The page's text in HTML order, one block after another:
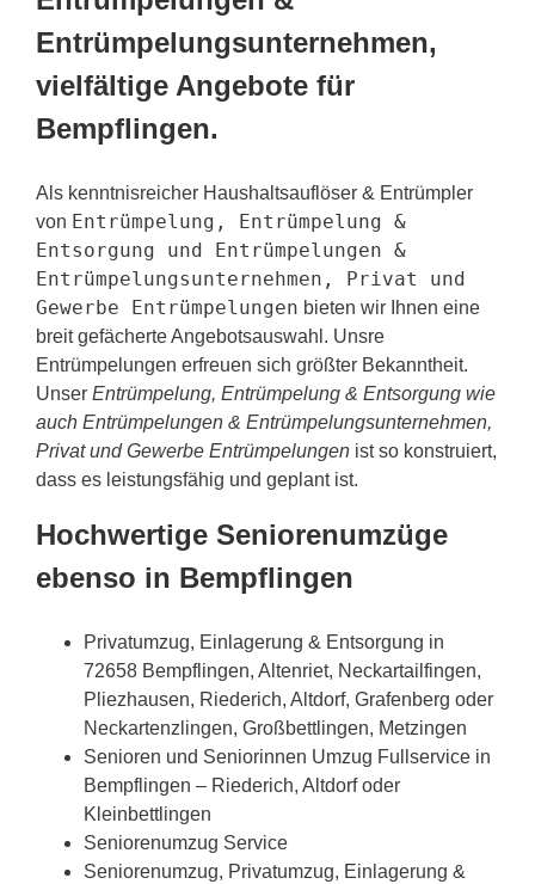
Entrümpelungsunternehmen,
vielfältige Angebote für
Bempflingen.
Als kenntnisreicher Haushaltsauflöser & Entrümpler
von Entrümpelung, Entrümpelung &
Entsorgung und Entrümpelungen &
Entrümpelungsunternehmen, Privat und
Gewerbe Entrümpelungen bieten wir Ihnen eine
breit gefächerte Angebotsauswahl. Unsre
Entrümpelungen erfreuen sich größter Bekanntheit.
Unser Entrümpelung, Entrümpelung & Entsorgung wie
auch Entrümpelungen & Entrümpelungsunternehmen,
Privat und Gewerbe Entrümpelungen ist so konstruiert,
dass es leistungsfähig und geplant ist.
Hochwertige Seniorenumzüge
ebenso in Bempflingen
Privatumzug, Einlagerung & Entsorgung in
72658 Bempflingen, Altenriet, Neckartailfingen,
Pliezhausen, Riederich, Altdorf, Grafenberg oder
Neckartenzlingen, Großbettlingen, Metzingen
Senioren und Seniorinnen Umzug Fullservice in
Bempflingen – Riederich, Altdorf oder
Kleinbettlingen
Seniorenumzug Service
Seniorenumzug, Privatumzug, Einlagerung &